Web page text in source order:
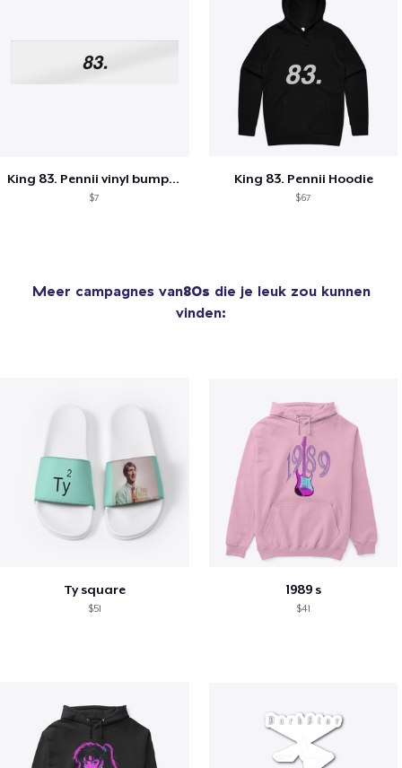
King 83. Pennii vinyl bumper sticker
$7
King 83. Pennii Hoodie
$67
Meer campagnes van80s die je leuk zou kunnen
vinden:
Ty square
$51
1989 s
$41